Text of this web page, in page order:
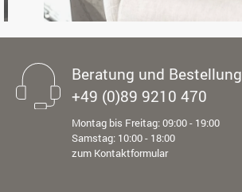
Beratung und Bestellung
+49 (0)89 9210 470
Montag bis Freitag: 09:00 - 19:00
Samstag: 10:00 - 18:00
zum Kontaktformular